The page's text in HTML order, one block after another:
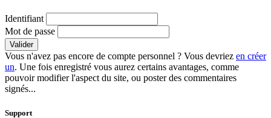
Identifiant
Mot de passe
Valider
Vous n'avez pas encore de compte personnel ? Vous devriez en créer
un. Une fois enregistré vous aurez certains avantages, comme
pouvoir modifier l'aspect du site, ou poster des commentaires
signés...
Support